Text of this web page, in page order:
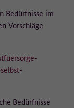
Bedürfnisse im
Vorschläge
Bedürfnisse